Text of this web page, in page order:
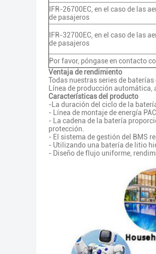
IFR-26700EC, en el caso de las
de pasajeros
IFR-32700EC, en el caso de las
de pasajeros
Por favor, póngase en contacto
Ventaja de rendimiento
Todas nuestras series de
Línea de producción
Características del producto
-La duración del ciclo de la
- Línea de montaje de energía
- La cadena de la batería
protección.
- El sistema de gestión del BMS
- Utilizando una batería de litio
- Diseño de flujo uniforme,